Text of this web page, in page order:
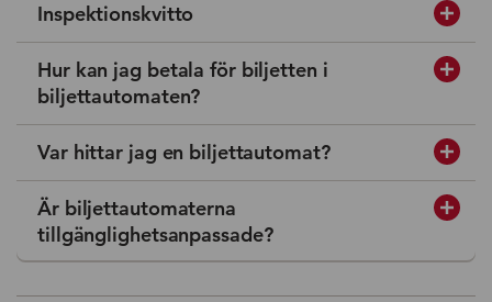
Inspektionskvitto
Hur kan jag betala för biljetten i
biljettautomaten?
Var hittar jag en biljettautomat?
Är biljettautomaterna
tillgänglighetsanpassade?